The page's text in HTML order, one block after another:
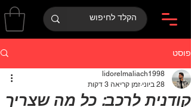
פוסט
קודנית לרכב: כל מה שצריך
lidorelmaliach1998
28 ביוני
זמן קריאה 3 דקות